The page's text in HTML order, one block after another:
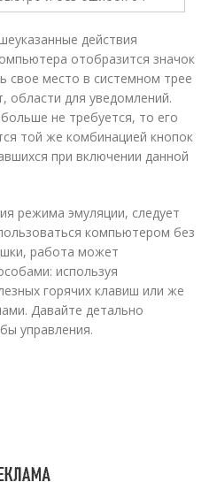
действия
отобразится значок
место в системном трее
области для уведомлений.
не требуется, то его
той же комбинацией кнопок
при включении данной
режима эмуляции, следует
компьютером без
работа может
используя
горячих клавиш или же
Давайте детально
управления.